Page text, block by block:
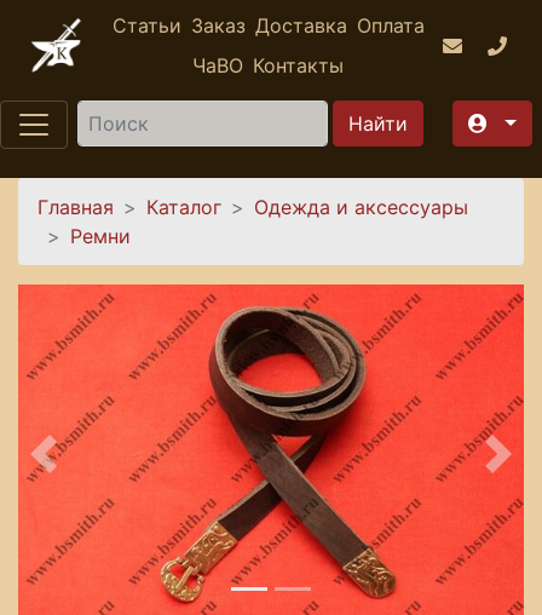
Перейти к основному содержанию
Статьи Заказ Доставка Оплата
ЧаВО Контакты
Найти
Вы здесь
Главная Каталог
Одежда и аксессуары
Ремни
Предыдущее